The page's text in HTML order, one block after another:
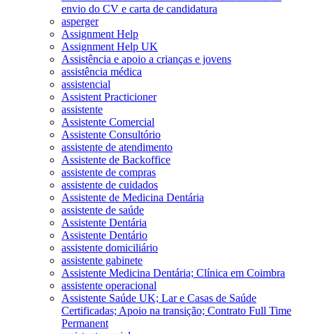
envio do CV e carta de candidatura
asperger
Assignment Help
Assignment Help UK
Assistência e apoio a crianças e jovens
assistência médica
assistencial
Assistent Practicioner
assistente
Assistente Comercial
Assistente Consultório
assistente de atendimento
Assistente de Backoffice
assistente de compras
assistente de cuidados
Assistente de Medicina Dentária
assistente de saúde
Assistente Dentária
Assistente Dentário
assistente domiciliário
assistente gabinete
Assistente Medicina Dentária; Clínica em Coimbra
assistente operacional
Assistente Saúde UK; Lar e Casas de Saúde
Certificadas; Apoio na transição; Contrato Full Time
Permanent